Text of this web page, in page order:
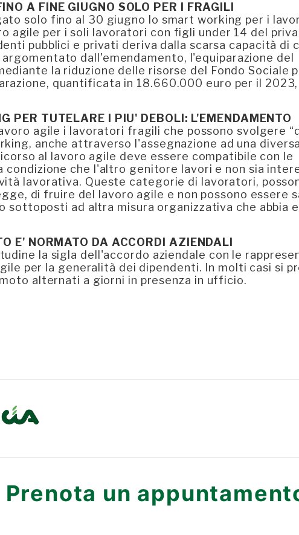
A FINE GIUGNO SOLO PER I FRAGILI
solo fino al 30 giugno lo smart working per i
agile per i soli lavoratori con figli under 14 del
pubblici e privati deriva dalla scarsa capacità di
dall'emendamento, l'equiparazione del
la riduzione delle risorse del Fondo Sociale
quantificata in 18.660.000 euro per il
PER TUTELARE I PIU' DEBOLI: L'EMENDAMENTO
agile i lavoratori fragili che possono svolgere
anche attraverso l'assegnazione ad una
al lavoro agile deve essere compatibile con le
che l'altro genitore lavori e non sia
lavorativa. Queste categorie di lavoratori,
di fruire del lavoro agile e non possono essere
sottoposti ad altra misura organizzativa che abbia
E' NORMATO DA ACCORDI AZIENDALI
la sigla dell'accordo aziendale con le
per la generalità dei dipendenti. In molti casi si
alternati a giorni in presenza in ufficio.
Prenota un